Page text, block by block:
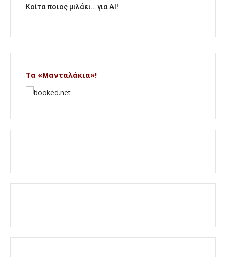
Κοίτα ποιος μιλάει… για AI!
Τα «Μανταλάκια»!